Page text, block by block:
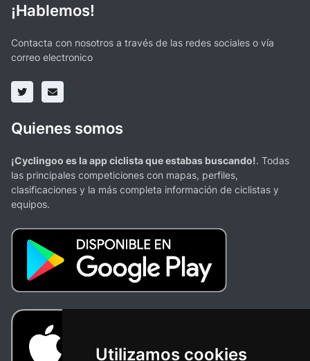
Utilizamos cookies
¡Hablemos!
Contacta con nosotros a través de las redes sociales o vía
correo electronico
Quienes somos
¡Cyclingoo es la app ciclista que estabas buscando!. Todas
las principales competiciones con mapas, perfiles,
clasificaciones y la más completa información de ciclistas y
equipos.